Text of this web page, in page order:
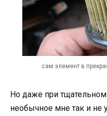
сам элемент в
Но даже при тщательном
необычное мне так и не